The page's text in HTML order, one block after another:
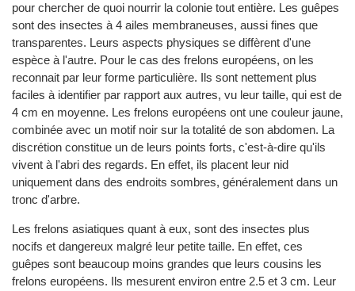
pour chercher de quoi nourrir la colonie tout entière. Les guêpes
sont des insectes à 4 ailes membraneuses, aussi fines que
transparentes. Leurs aspects physiques se diffèrent d'une
espèce à l'autre. Pour le cas des frelons européens, on les
reconnait par leur forme particulière. Ils sont nettement plus
faciles à identifier par rapport aux autres, vu leur taille, qui est de
4 cm en moyenne. Les frelons européens ont une couleur jaune,
combinée avec un motif noir sur la totalité de son abdomen. La
discrétion constitue un de leurs points forts, c'est-à-dire qu'ils
vivent à l'abri des regards. En effet, ils placent leur nid
uniquement dans des endroits sombres, généralement dans un
tronc d'arbre.
Les frelons asiatiques quant à eux, sont des insectes plus
nocifs et dangereux malgré leur petite taille. En effet, ces
guêpes sont beaucoup moins grandes que leurs cousins les
frelons européens. Ils mesurent environ entre 2.5 et 3 cm. Leur